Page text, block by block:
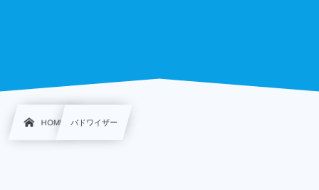
HOME バドワイザー